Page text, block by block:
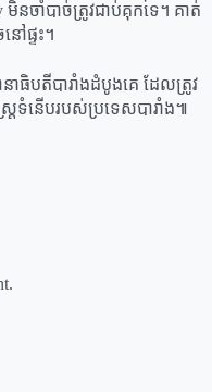
នចាំបាច់ត្រូវជាប់គុកទេ។ គាត់
ៅផ្ទះ។
ាធិបតីបារាំងដំបូងគេ ដែលត្រូវ
ត្រទំនើបរបស់ប្រទេសបារាំង៕